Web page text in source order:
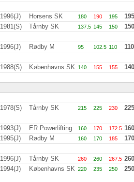
1996(J) Horsens SK 180 190 195
195
1981(S) Tårnby SK 137.5 145 150
150
1996(J) Rødby M 95 102.5 110
110
1988(S) Københavns SK 140 155 155 140
1978(S) Tårnby SK 215 225 230
225
1993(J) ER Powerlifting 160 170 172.5 160
1995(J) Rødby M 160 170 185
170
1996(J) Tårnby SK 260 260 267.5 260
1994(J) Københavns SK 220 235 250
250